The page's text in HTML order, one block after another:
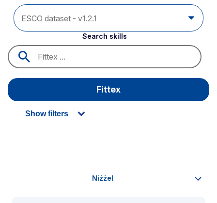
Search skills
Fittex
Show filters